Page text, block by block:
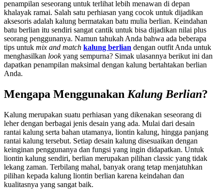
penampilan seseorang untuk terlihat lebih menawan di depan
khalayak ramai. Salah satu perhiasan yang cocok untuk dijadikan
aksesoris adalah kalung bermatakan batu mulia berlian. Keindahan
batu berlian itu sendiri sangat cantik untuk bisa dijadikan nilai plus
seorang penggunanya. Namun tahukah Anda bahwa ada beberapa
tips untuk mix and match kalung berlian dengan outfit Anda untuk
menghasilkan lookyang sempurna? Simak ulasannya berikut ini dan
dapatkan penampilan maksimal dengan kalung bertahtakan berlian
Anda.
Mengapa Menggunakan Kalung Berlian?
Kalung merupakan suatu perhiasan yang dikenakan seseorang di
leher dengan berbagai jenis desain yang ada. Mulai dari desain
rantai kalung serta bahan utamanya, liontin kalung, hingga panjang
rantai kalung tersebut. Setiap desain kalung disesuaikan dengan
keinginan penggunanya dan fungsi yang ingin didapatkan. Untuk
liontin kalung sendiri, berlian merupakan pilihan classic yang tidak
lekang zaman. Terbilang mahal, banyak orang tetap menjatuhkan
pilihan kepada kalung liontin berlian karena keindahan dan
kualitasnya yang sangat baik.